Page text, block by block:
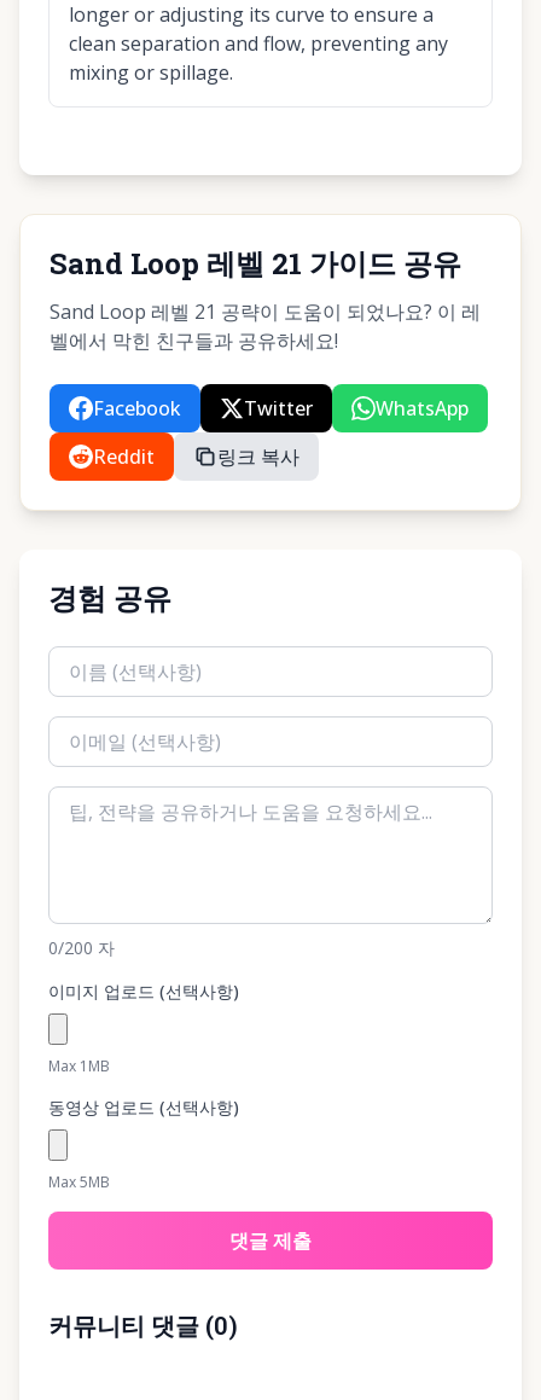
longer or adjusting its curve to ensure a
clean separation and flow, preventing any
mixing or spillage.
Sand Loop 레벨 21 가이드 공유
Sand Loop 레벨 21 공략이 도움이 되었나요? 이 레
벨에서 막힌 친구들과 공유하세요!
Facebook Twitter
WhatsApp
Reddit
링크 복사
경험 공유
0/200 자
이미지 업로드 (선택사항)
Max 1MB
동영상 업로드 (선택사항)
Max 5MB
댓글 제출
커뮤니티 댓글 (0)